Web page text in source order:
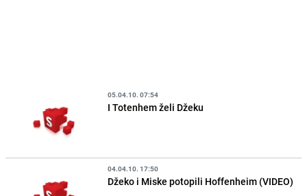
05.04.10. 07:54
I Totenhem želi Džeku
04.04.10. 17:50
Džeko i Miske potopili Hoffenheim (VIDEO)